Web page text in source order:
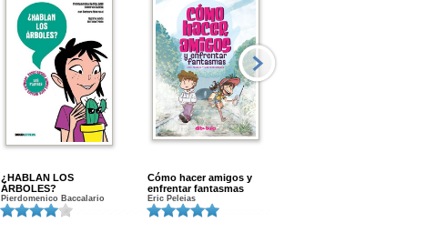
¿HABLAN LOS
ÁRBOLES?
Pierdomenico Baccalario
Cómo hacer amigos y
enfrentar fantasmas
Eric Peleias